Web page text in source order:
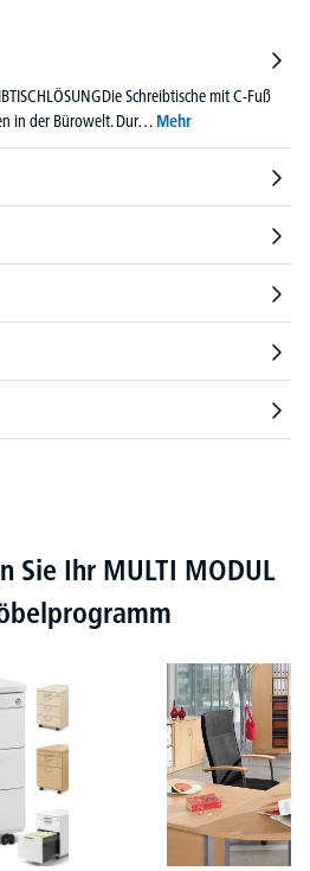
Schreibtische mit C-Fuß
in der Bürowelt. Dur… Mehr
Sie Ihr MULTI MODUL